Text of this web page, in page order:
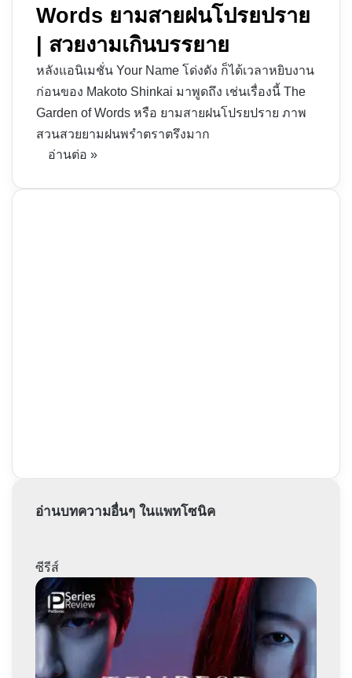
Words ยามสายฝนโปรยปราย
| สวยงามเกินบรรยาย
หลังแอนิเมชั่น Your Name โด่งดัง ก็ได้เวลาหยิบงาน
ก่อนของ Makoto Shinkai มาพูดถึง เช่นเรื่องนี้ The
Garden of Words หรือ ยามสายฝนโปรยปราย ภาพ
สวนสวยยามฝนพรำตราตรึงมาก
อ่านต่อ »
อ่านบทความอื่นๆ ในแพทโซนิค
ซีรีส์